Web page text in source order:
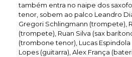
também entra no naipe dos
tenor, sobem ao palco Leandro
Gregori Schlingmann (trompete),
(trompete), Ruan Silva (sax
(trombone tenor), Lucas
Lopes (guitarra), Alex França